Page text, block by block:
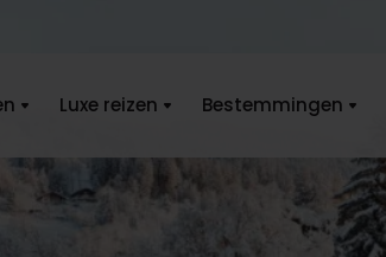
Luxe reizen Bestemmingen